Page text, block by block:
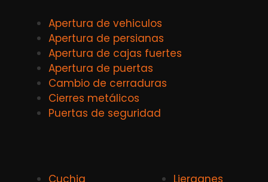
Apertura de vehiculos
Apertura de persianas
Apertura de cajas fuertes
Apertura de puertas
Cambio de cerraduras
Cierres metálicos
Puertas de seguridad
Cuchia
Lierganes